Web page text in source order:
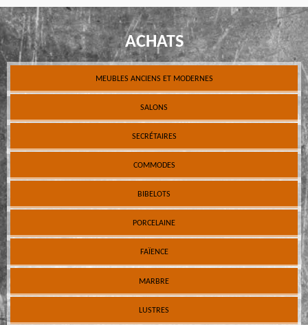
ACHATS
MEUBLES ANCIENS ET MODERNES
SALONS
SECRÉTAIRES
COMMODES
BIBELOTS
PORCELAINE
FAÏENCE
MARBRE
LUSTRES